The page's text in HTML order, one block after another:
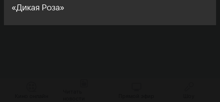
«Дикая Роза»